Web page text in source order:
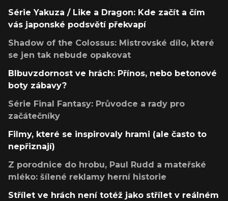
Série Yakuza / Like a Dragon: Kde začít a čím
vás japonské podsvětí překvapí
Shadow of the Colossus: Mistrovské dílo, které
se jen tak nebude opakovat
Blbuvzdornost ve hrách: Přínos, nebo betonové
boty zábavy?
Série Final Fantasy: Průvodce a rady pro
začátečníky
Filmy, které se inspirovaly hrami (ale často to
nepřiznají)
Z porodnice do hrobu, Paul Rudd a mateřské
mléko: šílené reklamy herní historie
Střílet ve hrách není totéž jako střílet v reálném